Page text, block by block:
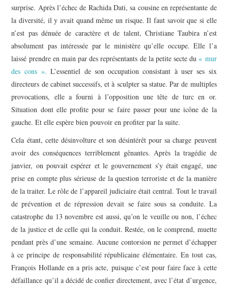
surprise. Après l’échec de Rachida Dati, sa cousine en représentante de
la diversité, il y avait quand même un risque. Il faut savoir que si elle
n’est pas dénuée de caractère et de talent, Christiane Taubira n’est
absolument pas intéressée par le ministère qu’elle occupe. Elle l’a
laissé prendre en main par des représentants de la petite secte du « mur
des cons ».L’essentiel de son occupation consistant à user ses six
directeurs de cabinet successifs, et à sculpter sa statue. Par de multiples
provocations, elle a fourni à l’opposition une tête de turc en or.
Situation dont elle profite pour se faire passer pour une icône de la
gauche. Et elle espère bien pouvoir en profiter par la suite.
Cela étant, cette désinvolture et son désintérêt pour sa charge peuvent
avoir des conséquences terriblement gênantes. Après la tragédie de
janvier, on pouvait espérer et le gouvernement s’y était engagé, une
prise en compte plus sérieuse de la question terroriste et de la manière
de la traiter. Le rôle de l’appareil judiciaire était central. Tout le travail
de prévention et de répression devait se faire sous sa conduite. La
catastrophe du 13 novembre est aussi, qu’on le veuille ou non, l’échec
de la justice et de celle qui la conduit. Restée, on le comprend, muette
pendant près d’une semaine. Aucune contorsion ne permet d’échapper
à ce principe de responsabilité républicaine élémentaire. En tout cas,
François Hollande en a pris acte, puisque c’est pour faire face à cette
défaillance qu’il a décidé de confier directement, avec l’état d’urgence,